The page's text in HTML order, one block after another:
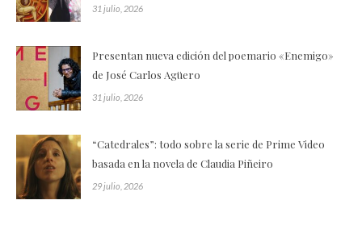
31 julio, 2026
Presentan nueva edición del poemario «Enemigo»
de José Carlos Agüero
31 julio, 2026
“Catedrales”: todo sobre la serie de Prime Video
basada en la novela de Claudia Piñeiro
29 julio, 2026